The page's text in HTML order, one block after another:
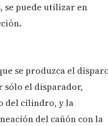
puede utilizar en
se produzca el
sólo el disparador,
del cilindro, y la
del cañón con la